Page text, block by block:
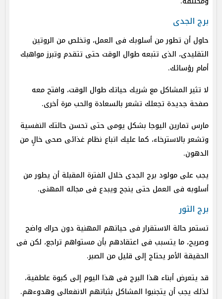
برج الجدى
حاول أن تطور من أسلوبك فى العمل، وتخلص من الروتين
التقليدى، الذى تتبعه طوال الوقت حتى تتقدم وتبرز مواهبك
أمام رؤسائك.
لا تثير المشاكل مع شريك حياتك طوال الوقت، وافتح معه
صفحة جديدة تجعلك تشعر بالسعادة والحب مرة أخرى.
مارس تمارين اليوجا بشكل يومى حتى تحسن حالتك النفسية
وتشعر بالاسترخاء، كما عليك اتباع نظام غذائى صحى خالٍ من
الدهون.
يجب على مولود برج الجدى خلال الفترة المقبلة أن يطور من
أسلوبه فى العمل حتى ينجح ويبدع فى مجاله المهنى.
برج الثور
تستمر حالة الاستقرار فى حياتهم المهنية دون حراك واضح
وصريح، ما يتسبب فى اعتقادهم بأن مستواهم تراجع، لكن فى
الحقيقة الأمر يحتاج إلى قليل من الصبر.
قد يتعرض أبناء هذا البرج فى هذا اليوم إلى كبوة عاطفية،
لذلك يجب أن يتجنبوا المشاكل بثباتهم الانفعالى وهدوءهم.